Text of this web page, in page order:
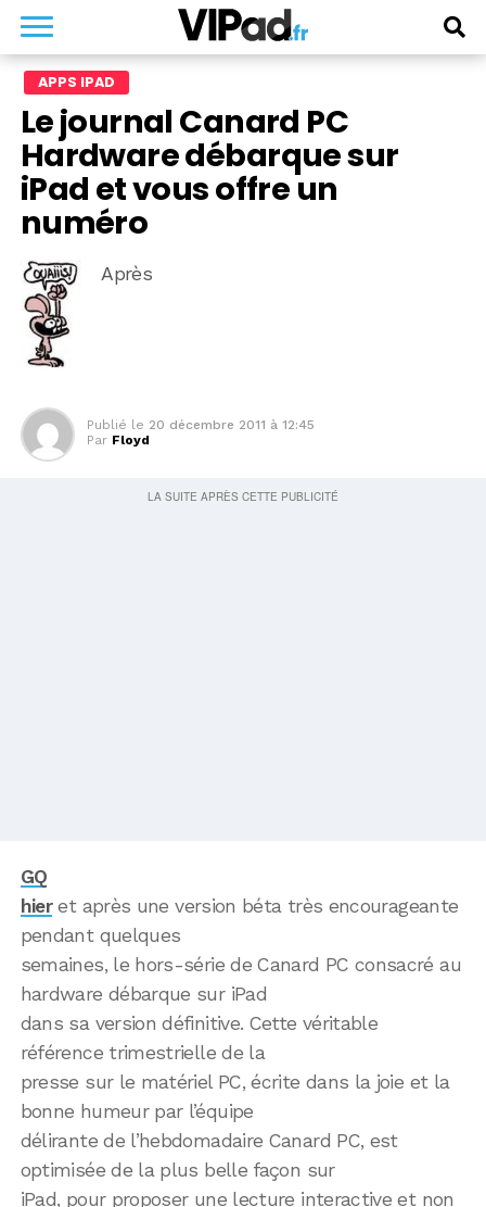
APPS IPAD
Le journal Canard PC
Hardware débarque sur
iPad et vous offre un
numéro
Après
Publié le 20 décembre 2011 à 12:45
Par Floyd
GQ
hieret après une version béta très encourageante
pendant quelques
semaines, le hors-série de Canard PC consacré au
hardware débarque sur iPad
dans sa version définitive. Cette véritable
référence trimestrielle de la
presse sur le matériel PC, écrite dans la joie et la
bonne humeur par l’équipe
délirante de l’hebdomadaire Canard PC, est
optimisée de la plus belle façon sur
iPad, pour proposer une lecture interactive et non